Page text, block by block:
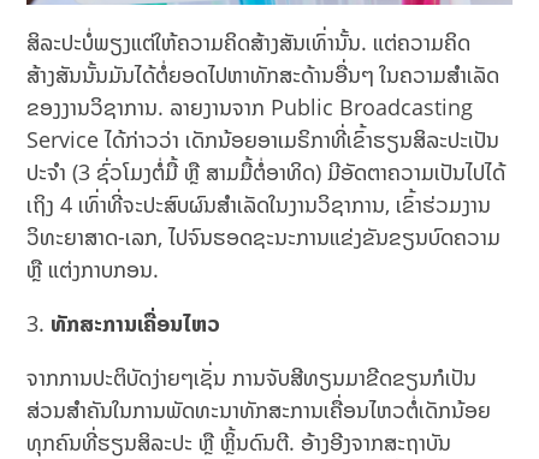
ສິລະປະບໍ່ພຽງແຕ່ໃຫ້ຄວາມຄິດສ້າງສັນເທົ່ານັ້ນ. ແຕ່ຄວາມຄິດ
ສ້າງສັນນັ້ນມັນໄດ້ຕໍ່ຍອດໄປຫາທັກສະດ້ານອື່ນໆ ໃນຄວາມສຳເລັດ
ຂອງງານວິຊາການ. ລາຍງານຈາກ Public Broadcasting
Service ໄດ້ກ່າວວ່າ ເດັກນ້ອຍອາເມຣິກາທີ່ເຂົ້າຮຽນສິລະປະເປັນ
ປະຈຳ (3 ຊົ່ວໂມງຕໍ່ມື້ ຫຼື ສາມມື້ຕໍ່ອາທິດ) ມີອັດຕາຄວາມເປັນໄປໄດ້
ເຖິງ 4 ເທົ່າທີ່ຈະປະສົບຜົນສຳເລັດໃນງານວິຊາການ, ເຂົ້າຮ່ວມງານ
ວິທະຍາສາດ-ເລກ, ໄປຈົນຮອດຊະນະການແຂ່ງຂັນຂຽນບົດຄວາມ
ຫຼື ແຕ່ງກາບກອນ.
ທັກສະການເຄື່ອນໄຫວ
ຈາກການປະຕິບັດງ່າຍໆເຊັ່ນ ການຈັບສີທຽນມາຂີດຂຽນກໍເປັນ
ສ່ວນສຳຄັນໃນການພັດທະນາທັກສະການເຄື່ອນໄຫວຕໍ່ເດັກນ້ອຍ
ທຸກຄົນທີ່ຮຽນສິລະປະ ຫຼື ຫຼິ້ນດົນຕີ. ອ້າງອີງຈາກສະຖາບັນ